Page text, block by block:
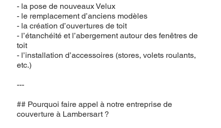
- la pose de nouveaux Velux
- le remplacement d’anciens modèles
- la création d’ouvertures de toit
- l’étanchéité et l’abergement autour des fenêtres de
toit
- l’installation d’accessoires (stores, volets roulants,
etc.)
---
## Pourquoi faire appel à notre entreprise de
couverture à Lambersart ?